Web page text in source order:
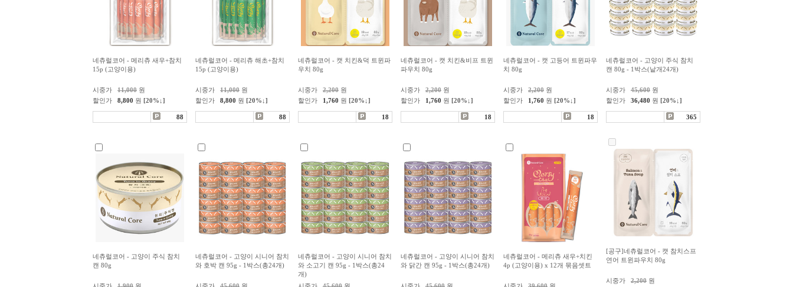
네츄럴코어 - 메리츄 새우+참치
15p (고양이용)
시중가 11,000 원
할인가 8,800 원 [20%↓]
88
네츄럴코어 - 메리츄 해초+참치
15p (고양이용)
시중가 11,000 원
할인가 8,800 원 [20%↓]
88
네츄럴코어 - 캣 치킨&덕 트윈파
우치 80g
시중가 2,200 원
할인가 1,760 원 [20%↓]
18
네츄럴코어 - 캣 치킨&비프 트윈
파우치 80g
시중가 2,200 원
할인가 1,760 원 [20%↓]
18
네츄럴코어 - 캣 고등어 트윈파우
치 80g
시중가 2,200 원
할인가 1,760 원 [20%↓]
18
네츄럴코어 - 고양이 주식 참치
캔 80g - 1박스(낱개24개)
시중가 45,600 원
할인가 36,480 원 [20%↓]
365
네츄럴코어 - 고양이 주식 참치
캔 80g
네츄럴코어 - 고양이 시니어 참치
와 호박 캔 95g - 1박스(총24개)
네츄럴코어 - 고양이 시니어 참치
와 소고기 캔 95g - 1박스(총24
개)
네츄럴코어 - 고양이 시니어 참치
와 닭간 캔 95g - 1박스(총24개)
네츄럴코어 - 메리츄 새우+치킨
4p (고양이용) x 12개 묶음셋트
[공구]네츄럴코어 - 캣 참치스프
연어 트윈파우치 80g
시중가 2,200 원